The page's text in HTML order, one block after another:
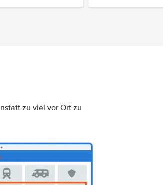
zu viel vor Ort zu